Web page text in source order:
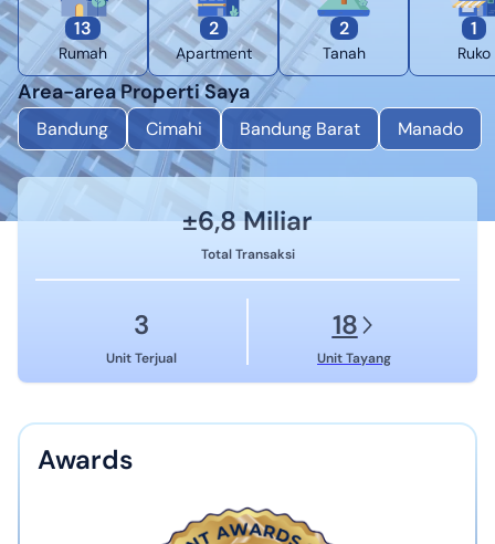
13
Rumah
2
Apartment
2
Tanah
1
Ruko
Area-area Properti Saya
Bandung Cimahi Bandung Barat Manado
±6,8 Miliar
Total Transaksi
3
Unit Terjual
18
Unit Tayang
Awards